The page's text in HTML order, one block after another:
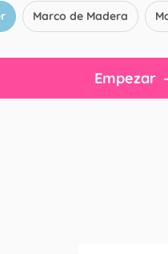
Marco de Madera
Empezar